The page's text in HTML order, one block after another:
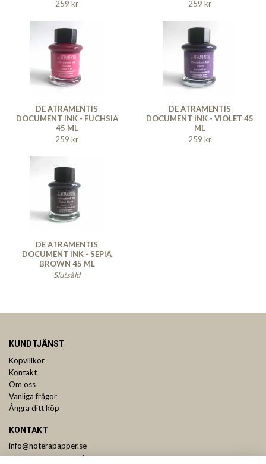
259 kr
259 kr
DE ATRAMENTIS
DOCUMENT INK - FUCHSIA
45 ML
259 kr
DE ATRAMENTIS
DOCUMENT INK - VIOLET 45
ML
259 kr
DE ATRAMENTIS
DOCUMENT INK - SEPIA
BROWN 45 ML
Slutsåld
KUNDTJÄNST
Köpvillkor
Kontakt
Om oss
Vanliga frågor
Ångra ditt köp
KONTAKT
info@noterapapper.se